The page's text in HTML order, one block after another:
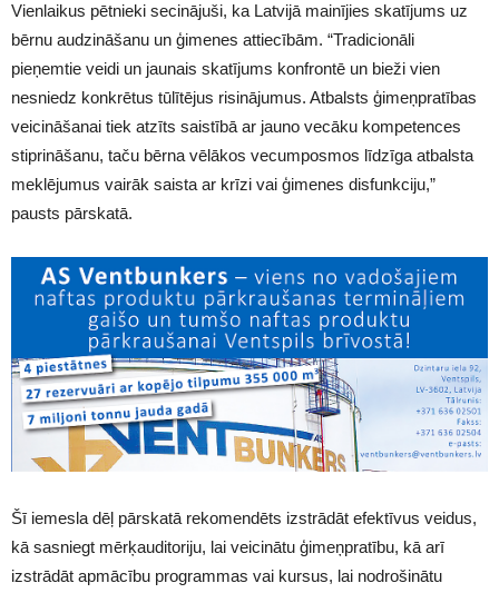
Vienlaikus pētnieki secinājuši, ka Latvijā mainījies skatījums uz
bērnu audzināšanu un ģimenes attiecībām. “Tradicionāli
pieņemtie veidi un jaunais skatījums konfrontē un bieži vien
nesniedz konkrētus tūlītējus risinājumus. Atbalsts ģimeņpratības
veicināšanai tiek atzīts saistībā ar jauno vecāku kompetences
stiprināšanu, taču bērna vēlākos vecumposmos līdzīga atbalsta
meklējumus vairāk saista ar krīzi vai ģimenes disfunkciju,”
pausts pārskatā.
Šī iemesla dēļ pārskatā rekomendēts izstrādāt efektīvus veidus,
kā sasniegt mērķauditoriju, lai veicinātu ģimeņpratību, kā arī
izstrādāt apmācību programmas vai kursus, lai nodrošinātu